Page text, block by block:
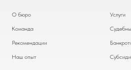
О бюро
Команда
Рекомендации
Наш опыт
Услуги